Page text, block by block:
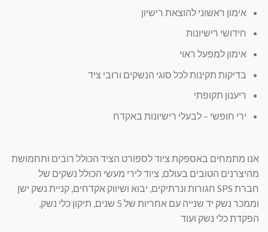
אימון ראשוני להוצאת רישיון
חידושי רישיונות
אימון למפעל ראוי
בדיקות תקינות לכל סוגי הנשקים ורובי ציד
ריענון תקופתי
ירי חופשי – לבעלי רישיונות באקדח
אנו מתמחים באספקת ציוד לספורט הציד הכולל רובים ותחמושת
מהיצרנים הטובים בעולם, ציוד לירי מעשי הכולל נשקים של
חברת SPS חגורות ונרתיקים, יבוא ושיווק אקדחים, קניית נשק ישן
וממכר נשק יד שנייה עם אחריות של 5 שנים, תיקון כלי נשק,
הפקדת כלי נשק ועוד